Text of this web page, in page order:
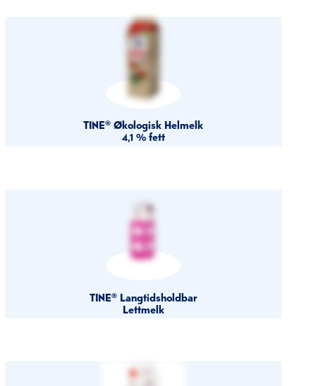
TINE® Økologisk Helmelk
4,1 % fett
TINE® Langtidsholdbar
Lettmelk